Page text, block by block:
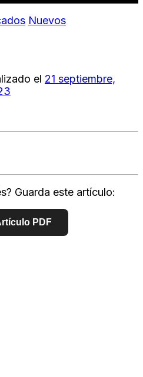
Nuevos
el 21 septiembre,
Guarda este artículo:
PDF